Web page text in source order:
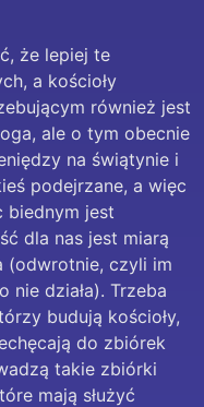
że lepiej te
a kościoły
również jest
ale o tym obecnie
na świątynie i
podejrzane, a więc
biednym jest
dla nas jest miarą
(odwrotnie, czyli im
nie działa). Trzeba
budują kościoły,
do zbiórek
takie zbiórki
mają służyć